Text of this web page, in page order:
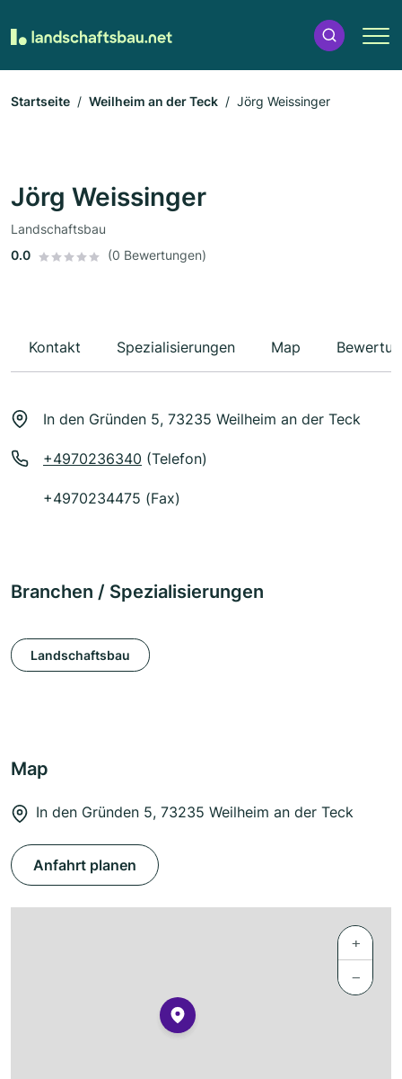
Startseite Weilheim an der Teck Jörg Weissinger
Jörg Weissinger
Landschaftsbau
0.0
(0 Bewertungen)
Kontakt Spezialisierungen Map
In den Gründen 5, 73235 Weilheim an der Teck
+4970236340 (Telefon)
+4970234475 (Fax)
Branchen / Spezialisierungen
Landschaftsbau
Map
In den Gründen 5, 73235 Weilheim an der Teck
Anfahrt planen
+
−